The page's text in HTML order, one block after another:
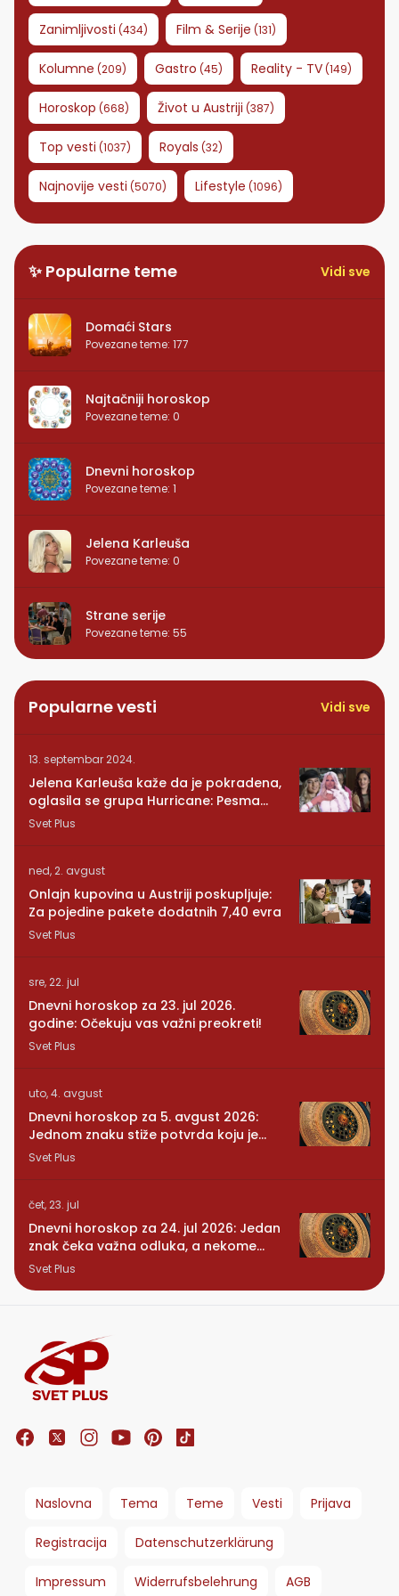
Zanimljivosti (434) Film & Serije (131)
Kolumne (209) Gastro (45) Reality - TV(149)
Horoskop (668) Život u Austriji (387)
Top vesti (1037) Royals (32)
Najnovije vesti (5070) Lifestyle (1096)
✨ Popularne teme Vidi sve
Domaći Stars
Povezane teme: 177
Najtačniji horoskop
Povezane teme: 0
Dnevni horoskop
Povezane teme: 1
Jelena Karleuša
Povezane teme: 0
Strane serije
Povezane teme: 55
Popularne vesti Vidi sve
13. septembar 2024.
Jelena Karleuša kaže da je pokradena,
oglasila se grupa Hurricane: Pesma
RUNDE je naša!
Svet Plus
ned, 2. avgust
Onlajn kupovina u Austriji poskupljuje:
Za pojedine pakete dodatnih 7,40 evra
Svet Plus
sre, 22. jul
Dnevni horoskop za 23. jul 2026.
godine: Očekuju vas važni preokreti!
Svet Plus
uto, 4. avgust
Dnevni horoskop za 5. avgust 2026:
Jednom znaku stiže potvrda koju je
dugo čekao
Svet Plus
čet, 23. jul
Dnevni horoskop za 24. jul 2026: Jedan
znak čeka važna odluka, a nekome
stiže iznenađenje
Svet Plus
Naslovna Tema Teme Vesti Prijava
Registracija Datenschutzerklärung
Impressum Widerrufsbelehrung AGB